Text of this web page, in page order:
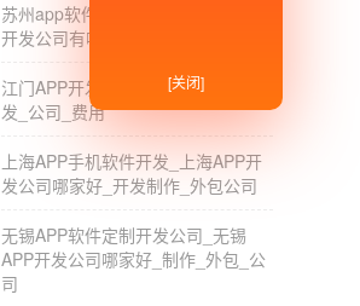
苏州app软件开发公司_苏州app软件
开发公司有哪些_价格
江门APP开发_江门手机APP软件开
发_公司_费用
上海APP手机软件开发_上海APP开
发公司哪家好_开发制作_外包公司
无锡APP软件定制开发公司_无锡
APP开发公司哪家好_制作_外包_公
司
[关闭]